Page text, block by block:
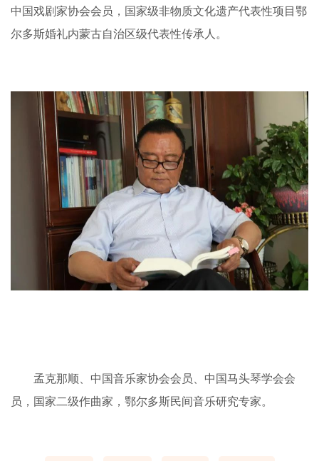
中国戏剧家协会会员，国家级非物质文化遗产代表性项目鄂
尔多斯婚礼内蒙古自治区级代表性传承人。
孟克那顺、中国音乐家协会会员、中国马头琴学会会
员，国家二级作曲家，鄂尔多斯民间音乐研究专家。